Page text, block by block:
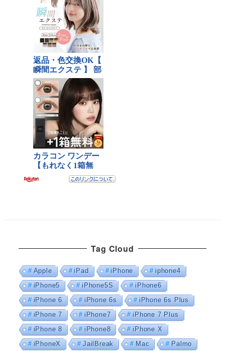
Tag Cloud
Apple iPad iPhone
iphone4
iPhone5
iPhone5S
iPhone6
iPhone 6
iPhone 6s
iPhone 6s Plus
iPhone 7
iPhone7
iPhone 7 Plus
iPhone 8
iPhone8
iPhone X
iPhoneX
JailBreak Mac
Palmo